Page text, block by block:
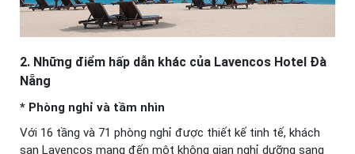
2. Những điểm hấp dẫn khác của Lavencos Hotel Đà
Nẵng
* Phòng nghỉ và tầm nhìn
Với 16 tầng và 71 phòng nghỉ được thiết kế tinh tế, khách
sạn Lavencos mang đến một không gian nghỉ dưỡng sang